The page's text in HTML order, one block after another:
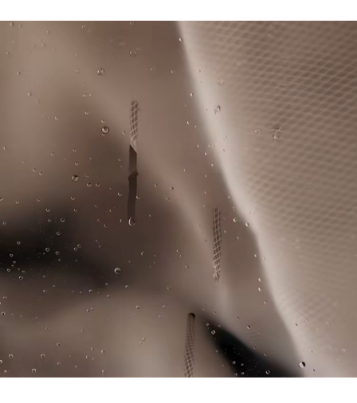
Crocodile en silicone
Ne pas sécher en machine
Repassage basse température maximum 110
degrés Celsius
Pas de nettoyage à sec
Séchage pendu
fabrication. Transparence de la chaîne de valeur,
connaissance des fournisseurs et de l’écosystème… pas un
Découvrez-en plus ici